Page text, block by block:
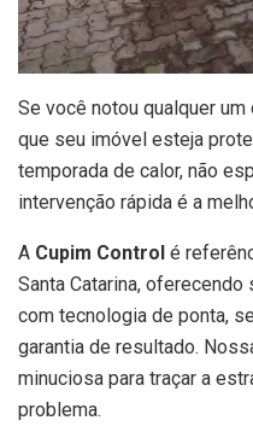
Se você notou qualquer
que seu imóvel esteja
temporada de calor, não
intervenção rápida é a
A Cupim Control é
Santa Catarina,
com tecnologia de ponta,
garantia de resultado.
minuciosa para traçar a
problema.